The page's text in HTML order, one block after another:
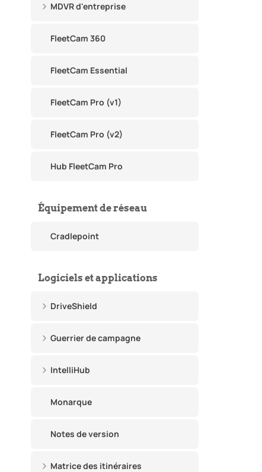
MDVR d'entreprise
FleetCam 360
FleetCam Essential
FleetCam Pro (v1)
FleetCam Pro (v2)
Hub FleetCam Pro
Équipement de réseau
Cradlepoint
Logiciels et applications
DriveShield
Guerrier de campagne
IntelliHub
Monarque
Notes de version
Matrice des itinéraires